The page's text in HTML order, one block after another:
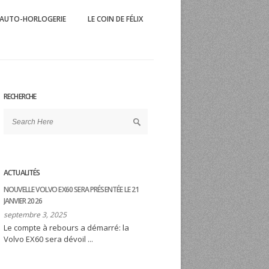
et du sport éponyme
AUTO-HORLOGERIE LE COIN DE FÉLIX
RECHERCHE
ACTUALITÉS
NOUVELLE VOLVO EX60 SERA PRÉSENTÉE LE 21
JANVIER 2026
septembre 3, 2025
Le compte à rebours a démarré: la
Volvo EX60 sera dévoil ...